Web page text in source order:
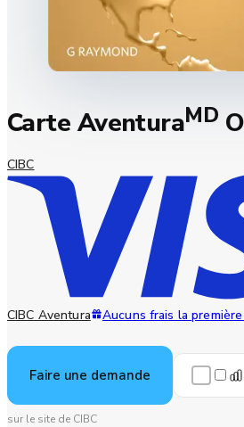
Carte AventuraMD
CIBC
CIBC Aventura Aucuns frais la
Faire une demande
sur le site de CIBC